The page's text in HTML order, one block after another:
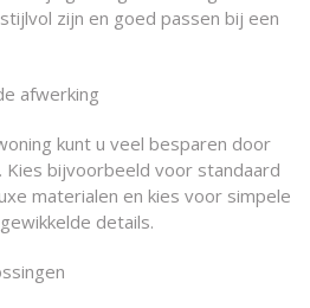
zijn en goed passen bij een
afwerking
kunt u veel besparen door
Kies bijvoorbeeld voor standaard
materialen en kies voor simpele
details.